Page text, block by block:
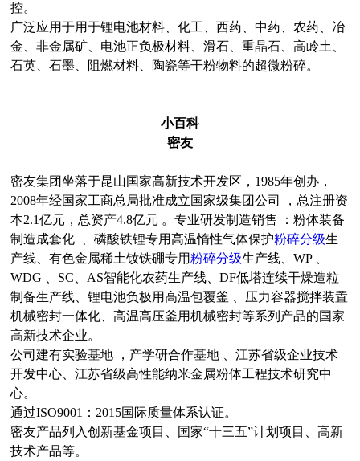
控。
广泛应用于用于锂电池材料、化工、西药、中药、农药、冶
金、非金属矿、电池正负极材料、滑石、重晶石、高岭土、
石英、石墨、阻燃材料、陶瓷等干粉物料的超微粉碎。
小百科
密友
密友集团坐落于昆山国家高新技术开发区，1985年创办，
2008年经国家工商总局批准成立国家级集团公司 ，总注册资
本2.1亿元，总资产4.8亿元 。专业研发制造销售 ：粉体装备
制造成套化 、磷酸铁锂专用高温惰性气体保护粉碎分级生
产线、有色金属稀土钕铁硼专用粉碎分级生产线、WP 、
WDG 、SC、AS智能化农药生产线、DF低塔连续干燥造粒
制备生产线、锂电池负极用高温包覆釜 、压力容器搅拌装置
机械密封一体化、高温高压釜用机械密封等系列产品的国家
高新技术企业。
公司建有实验基地 ，产学研合作基地 、江苏省级企业技术
开发中心、江苏省级高性能纳米金属粉体工程技术研究中
心。
通过ISO9001：2015国际质量体系认证。
密友产品列入创新基金项目、国家“十三五”计划项目、高新
技术产品等。